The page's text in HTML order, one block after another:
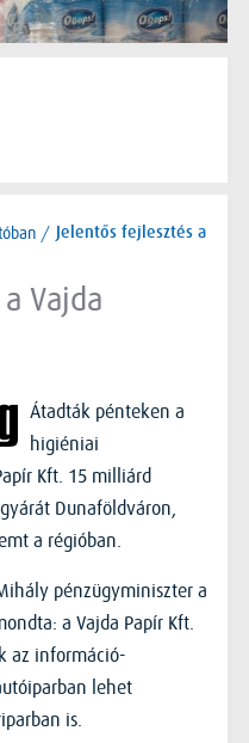
/
Jelentős fejlesztés a
Vajda
Átadták pénteken a
higiéniai
Kft. 15 milliárd
Dunaföldváron,
a régióban.
pénzügyminiszter a
a Vajda Papír Kft.
az információ-
lehet
is.